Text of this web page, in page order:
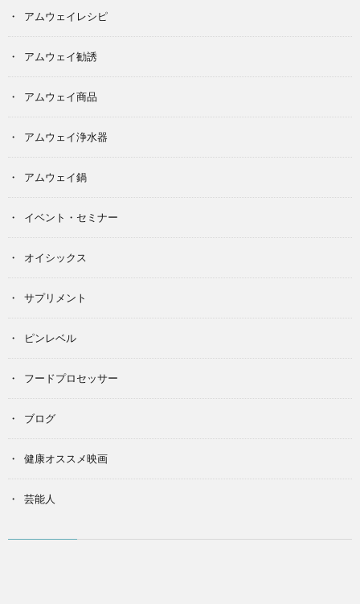
アムウェイレシピ
アムウェイ勧誘
アムウェイ商品
アムウェイ浄水器
アムウェイ鍋
イベント・セミナー
オイシックス
サプリメント
ピンレベル
フードプロセッサー
ブログ
健康オススメ映画
芸能人